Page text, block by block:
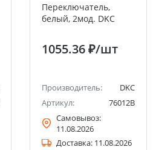
Переключатель,
белый, 2мод. DKC
1055.36 ₽/шт
Производитель:
DKC
Артикул:
76012B
Самовывоз:
11.08.2026
Доставка: 11.08.2026